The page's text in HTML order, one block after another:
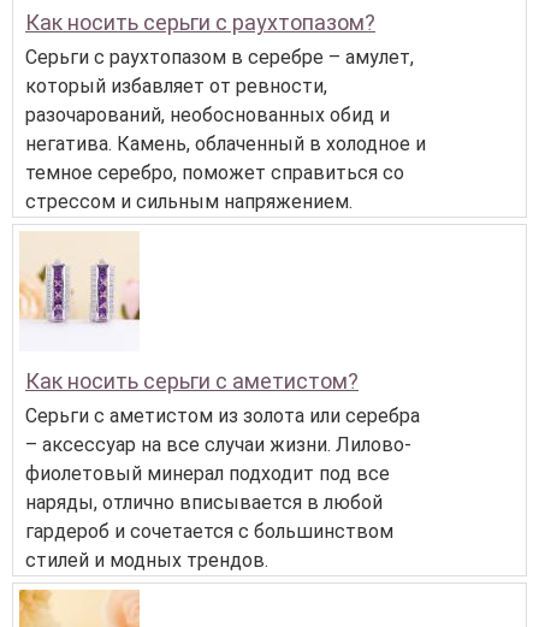
Как носить серьги с раухтопазом?
Серьги с раухтопазом в серебре – амулет,
который избавляет от ревности,
разочарований, необоснованных обид и
негатива. Камень, облаченный в холодное и
темное серебро, поможет справиться со
стрессом и сильным напряжением.
Как носить серьги с аметистом?
Серьги с аметистом из золота или серебра
– аксессуар на все случаи жизни. Лилово-
фиолетовый минерал подходит под все
наряды, отлично вписывается в любой
гардероб и сочетается с большинством
стилей и модных трендов.